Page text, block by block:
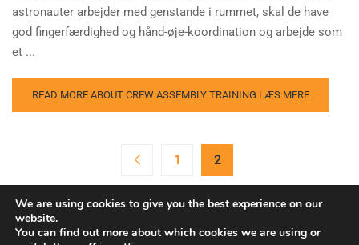
astronauter arbejder med genstande i rummet, skal de have
god fingerfærdighed og hånd-øje-koordination og arbejde som
et ...
READ MORE ABOUT CREW ASSEMBLY TRAINING LÆS MERE
1 2
We are using cookies to give you the best experience on our
website.
You can find out more about which cookies we are using or